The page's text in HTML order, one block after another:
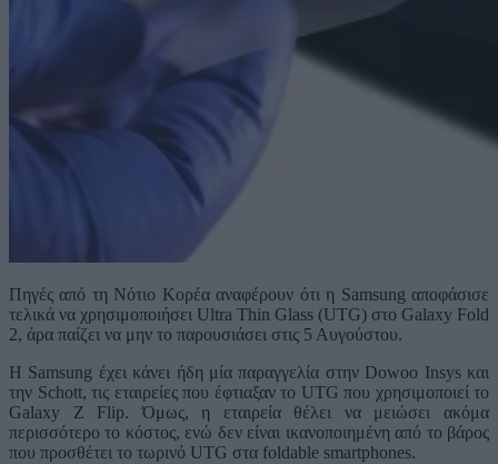
Πηγές από τη Νότιο Κορέα αναφέρουν ότι η Samsung αποφάσισε
τελικά να χρησιμοποιήσει Ultra Thin Glass (UTG) στο Galaxy Fold
2, άρα παίζει να μην το παρουσιάσει στις 5 Αυγούστου.
Η Samsung έχει κάνει ήδη μία παραγγελία στην Dowoo Insys και
την Schott, τις εταιρείες που έφτιαξαν το UTG που χρησιμοποιεί το
Galaxy Z Flip. Όμως, η εταιρεία θέλει να μειώσει ακόμα
περισσότερο το κόστος, ενώ δεν είναι ικανοποιημένη από το βάρος
που προσθέτει το τωρινό UTG στα foldable smartphones.